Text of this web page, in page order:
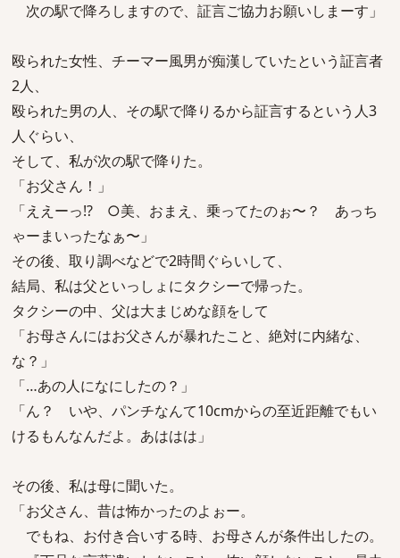
次の駅で降ろしますので、証言ご協力お願いしまーす」
殴られた女性、チーマー風男が痴漢していたという証言者
2人、
殴られた男の人、その駅で降りるから証言するという人3
人ぐらい、
そして、私が次の駅で降りた。
「お父さん！」
「ええーっ!? ○美、おまえ、乗ってたのぉ〜？ あっち
ゃーまいったなぁ〜」
その後、取り調べなどで2時間ぐらいして、
結局、私は父といっしょにタクシーで帰った。
タクシーの中、父は大まじめな顔をして
「お母さんにはお父さんが暴れたこと、絶対に内緒な、
な？」
「…あの人になにしたの？」
「ん？ いや、パンチなんて10cmからの至近距離でもい
けるもんなんだよ。あははは」
その後、私は母に聞いた。
「お父さん、昔は怖かったのよぉー。
でもね、お付き合いする時、お母さんが条件出したの。